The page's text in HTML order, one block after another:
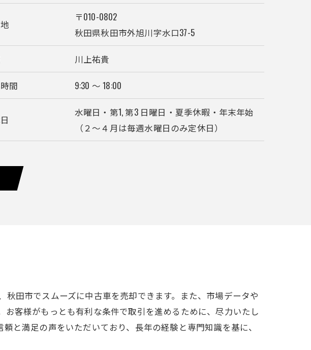
〒010-0802
秋田県秋田市外旭川字水口37-5
川上祐貴
間 9:30 〜 18:00
水曜日・第1, 第3 日曜日・夏季休暇・年末年始
（２～４月は毎週水曜日のみ定休日）
田市でスムーズに中古車を売却できます。また、市場データや
客様がもっとも有利な条件で取引を進めるために、尽力いたし
と満足の声をいただいており、長年の経験と専門知識を基に、